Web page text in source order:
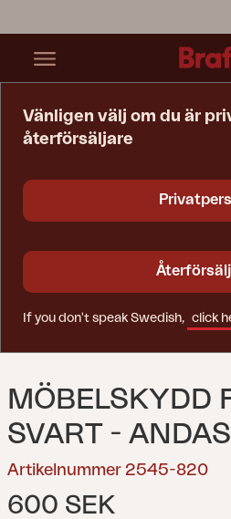
MÖBELSKYDD
SVART - ANDAS
Artikelnummer 2545-820
600 SEK
Vänligen välj om du är
återförsäljare
If you don't speak Swedish, click